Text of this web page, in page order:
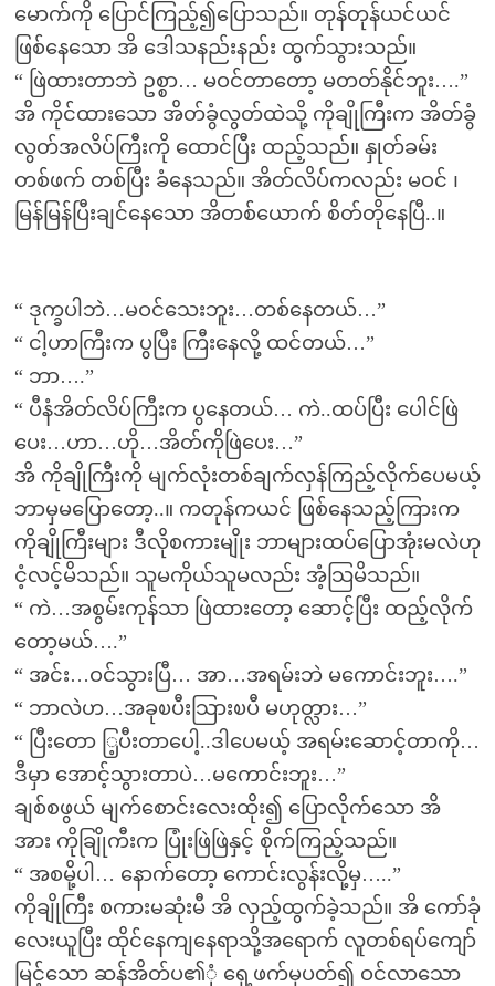
မောက်ကို ပြောင်ကြည့်၍ပြောသည်။ တုန်တုန်ယင်ယင်
ဖြစ်နေသော အိ ဒေါသနည်းနည်း ထွက်သွားသည်။
“ ဖြဲထားတာဘဲ ဥစ္စာ… မဝင်တာတော့ မတတ်နိုင်ဘူး….”
အိ ကိုင်ထားသော အိတ်ခွံလွတ်ထဲသို့ ကိုချိုကြီးက အိတ်ခွံ
လွတ်အလိပ်ကြီးကို ထောင်ပြီး ထည့်သည်။ နှုတ်ခမ်း
တစ်ဖက် တစ်ပြီး ခံနေသည်။ အိတ်လိပ်ကလည်း မဝင် ၊
မြန်မြန်ပြီးချင်နေသော အိတစ်ယောက် စိတ်တိုနေပြီ..။
“ ဒုက္ခပါဘဲ…မဝင်သေးဘူး…တစ်နေတယ်…”
“ ငါ့ဟာကြီးက ပွပြီး ကြီးနေလို့ ထင်တယ်…”
“ ဘာ….”
“ ပီနံအိတ်လိပ်ကြီးက ပွနေတယ်… ကဲ..ထပ်ပြီး ပေါင်ဖြဲ
ပေး…ဟာ…ဟို…အိတ်ကိုဖြဲပေး…”
အိ ကိုချိုကြီးကို မျက်လုံးတစ်ချက်လှန်ကြည့်လိုက်ပေမယ့်
ဘာမှမပြောတော့..။ ကတုန်ကယင် ဖြစ်နေသည့်ကြားက
ကိုချိုကြီးများ ဒီလိုစကားမျိုး ဘာများထပ်ပြောအုံးမလဲဟု
ငံ့လင့်မိသည်။ သူမကိုယ်သူမလည်း အံ့သြမိသည်။
“ ကဲ…အစွမ်းကုန်သာ ဖြဲထားတော့ ဆောင့်ပြီး ထည့်လိုက်
တော့မယ်….”
“ အင်း…ဝင်သွားပြီ… အာ…အရမ်းဘဲ မကောင်းဘူး….”
“ ဘာလဲဟ…အခုၿပီးသြားၿပီ မဟုတ္လား…”
“ ပြီးတော ြ့ပီးတာပေါ့..ဒါပေမယ့် အရမ်းဆောင့်တာကို…
ဒီမှာ အောင့်သွားတာပဲ…မကောင်းဘူး…”
ချစ်စဖွယ် မျက်စောင်းလေးထိုး၍ ပြောလိုက်သော အိ
အား ကိုချြိုကီးက ပြုံးဖြဲဖြဲနှင့် စိုက်ကြည့်သည်။
“ အစမို့ပါ… နောက်တော့ ကောင်းလွန်းလို့မှ…..”
ကိုချိုကြီး စကားမဆုံးမီ အိ လှည့်ထွက်ခဲ့သည်။ အိ ကော်ခုံ
လေးယူပြီး ထိုင်နေကျနေရာသို့အရောက် လူတစ်ရပ်ကျော်
မြင့်သော ဆန်အိတ်ပ၏ုံ ရှေ့ဖက်မှပတ်၍ ဝင်လာသော